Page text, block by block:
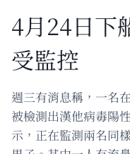
4月24日下
受監控
週三有消息稱，一名
被檢測出漢他病毒陽
示，正在監測兩名同